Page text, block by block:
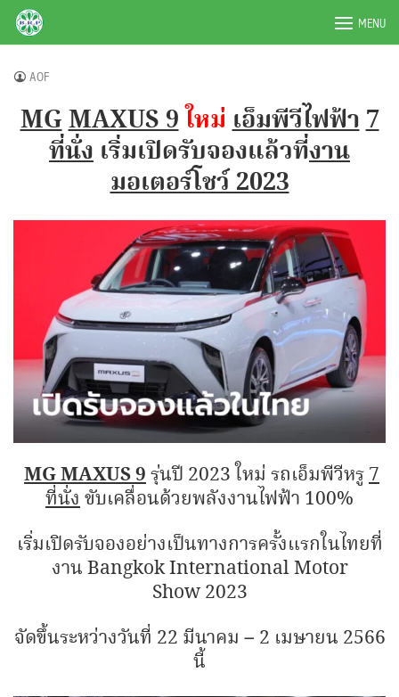
SkipBRPAUTO.COM MENU
AOF
MGMAXUS 9ใหม่ เอ็มพีวีไฟฟ้า7
ที่นั่ง เริ่มเปิดรับจองแล้วที่งาน
มอเตอร์โชว์ 2023
MG MAXUS 9รุ่นปี 2023 ใหม่ รถเอ็มพีวีหรู7
ที่นั่งขับเคลื่อนด้วยพลังงานไฟฟ้า 100%
เริ่มเปิดรับจองอย่างเป็นทางการครั้งแรกในไทยที่
งาน Bangkok International Motor
Show 2023
จัดขึ้นระหว่างวันที่ 22 มีนาคม – 2 เมษายน 2566
นี้